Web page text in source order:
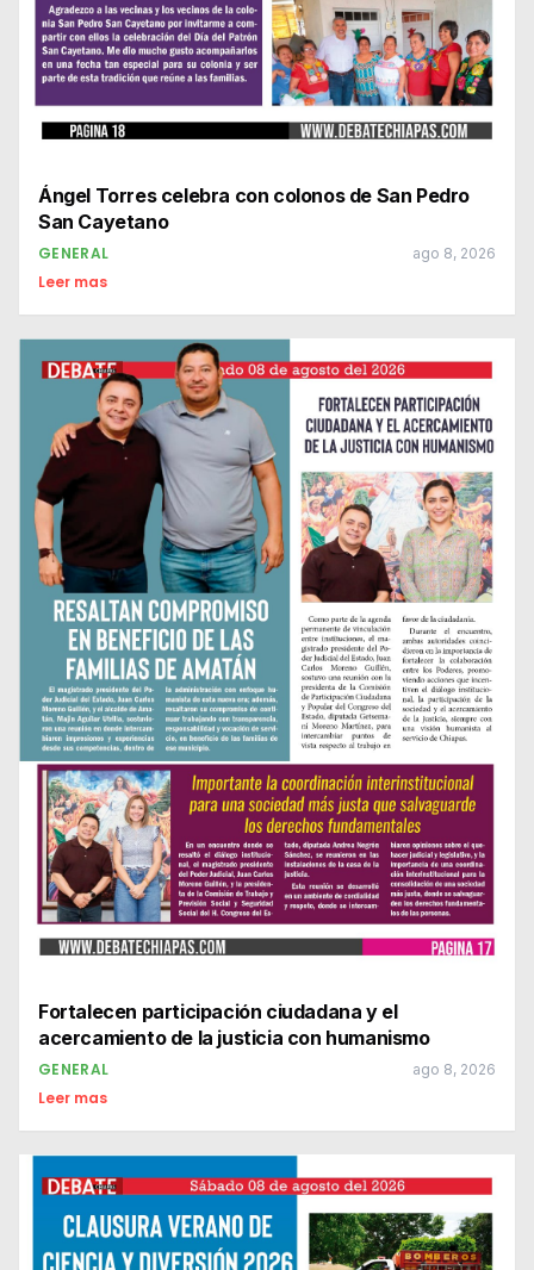
Ángel Torres celebra con colonos de San Pedro
San Cayetano
GENERAL ago 8, 2026
Leer mas
Fortalecen participación ciudadana y el
acercamiento de la justicia con humanismo
GENERAL ago 8, 2026
Leer mas